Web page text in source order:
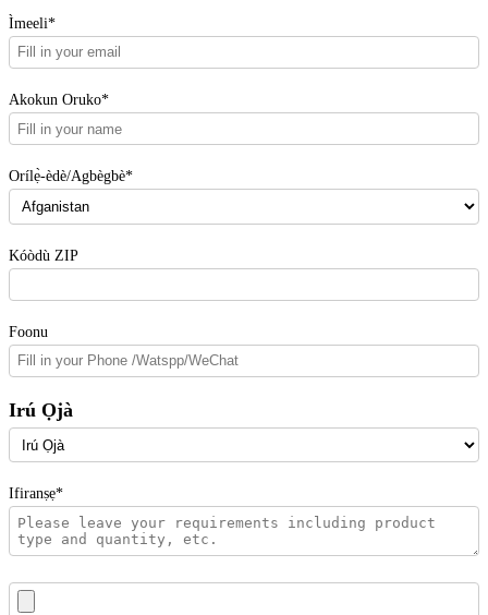
Ìmeeli*
Akokun Oruko*
Orílẹ̀-èdè/Agbègbè*
Kóòdù ZIP
Foonu
Irú Ọjà
Ifiranṣẹ*